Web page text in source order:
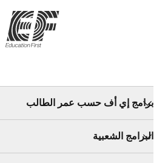
برامج إي أف حسب عمر الطالب
البرامج الشعبية